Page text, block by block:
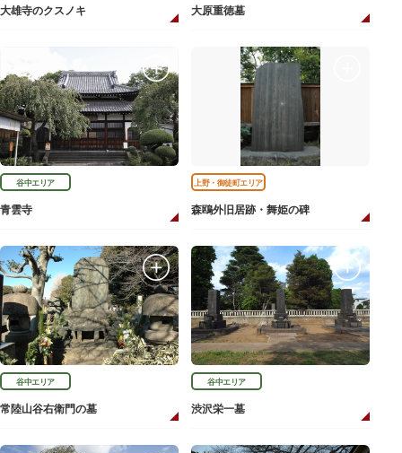
大雄寺のクスノキ 大原重徳墓
谷中エリア
青雲寺
上野・御徒町エリア
森鴎外旧居跡・舞姫の碑
谷中エリア
常陸山谷右衛門の墓
谷中エリア
渋沢栄一墓